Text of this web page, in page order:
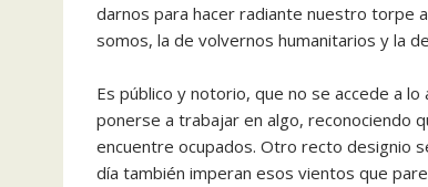
darnos para hacer radiante nuestro torpe
somos, la de volvernos humanitarios y la
Es público y notorio, que no se accede a
ponerse a trabajar en algo, reconociendo
encuentre ocupados. Otro recto designio
día también imperan esos vientos que